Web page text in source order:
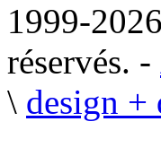
1999-
réservés. -
\ design +